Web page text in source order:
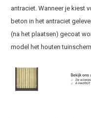
antraciet. Wanneer je kiest
beton in het antraciet
(na het plaatsen) gecoat
model het houten